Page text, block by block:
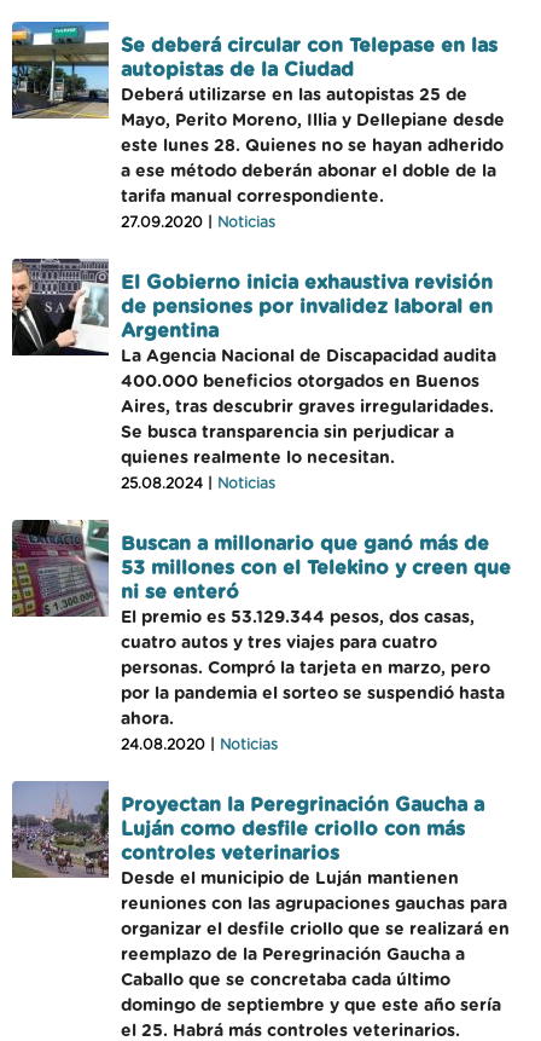
Se deberá circular con Telepase en las
autopistas de la Ciudad
Deberá utilizarse en las autopistas 25 de
Mayo, Perito Moreno, Illia y Dellepiane desde
este lunes 28. Quienes no se hayan adherido
a ese método deberán abonar el doble de la
tarifa manual correspondiente.
27.09.2020 | Noticias
El Gobierno inicia exhaustiva revisión
de pensiones por invalidez laboral en
Argentina
La Agencia Nacional de Discapacidad audita
400.000 beneficios otorgados en Buenos
Aires, tras descubrir graves irregularidades.
Se busca transparencia sin perjudicar a
quienes realmente lo necesitan.
25.08.2024 | Noticias
Buscan a millonario que ganó más de
53 millones con el Telekino y creen que
ni se enteró
El premio es 53.129.344 pesos, dos casas,
cuatro autos y tres viajes para cuatro
personas. Compró la tarjeta en marzo, pero
por la pandemia el sorteo se suspendió hasta
ahora.
24.08.2020 | Noticias
Proyectan la Peregrinación Gaucha a
Luján como desfile criollo con más
controles veterinarios
Desde el municipio de Luján mantienen
reuniones con las agrupaciones gauchas para
organizar el desfile criollo que se realizará en
reemplazo de la Peregrinación Gaucha a
Caballo que se concretaba cada último
domingo de septiembre y que este año sería
el 25. Habrá más controles veterinarios.